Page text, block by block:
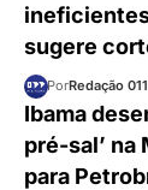
sugere
PorRedação 011
Ibama
pré-sal’ na
para